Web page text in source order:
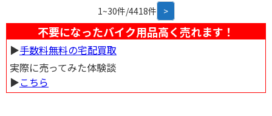
1~30件/4418件 >
不要になったバイク用品高く売れます！
▶︎手数料無料の宅配買取
実際に売ってみた体験談
▶︎こちら